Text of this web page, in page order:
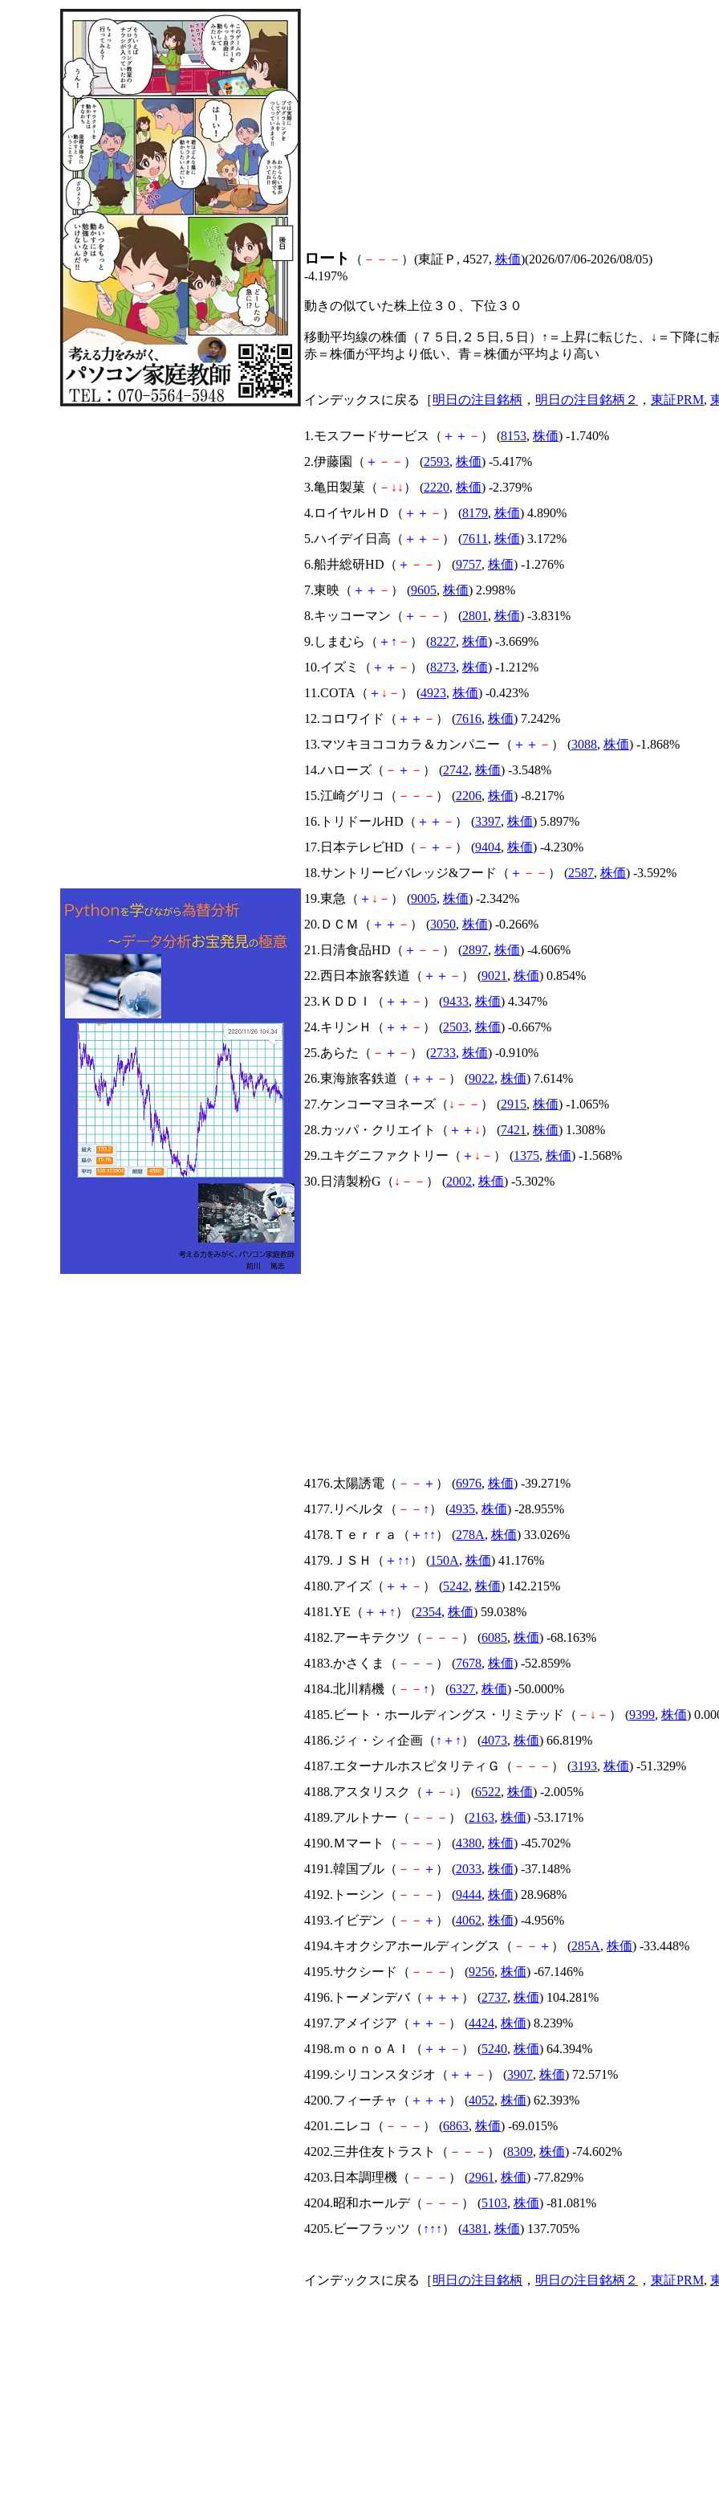
ロート （ － － － ）(東証Ｐ, 4527, 株価)(2026/07/06-2026/08/05)
-4.197%
動きの似ていた株上位３０、下位３０
移動平均線の株価（７５日,２５日,５日）↑＝上昇に転じた、↓＝下降に
赤＝株価が平均より低い、青＝株価が平均より高い
インデックスに戻る［明日の注目銘柄 ， 明日の注目銘柄２ ， 東証PRM,
1.モスフードサービス（ ＋ ＋ － ） (8153, 株価) -1.740%
2.伊藤園（ ＋ － － ） (2593, 株価) -5.417%
3.亀田製菓（ － ↓ ↓ ） (2220, 株価) -2.379%
4.ロイヤルＨＤ（ ＋ ＋ － ） (8179, 株価) 4.890%
5.ハイデイ日高（ ＋ ＋ － ） (7611 , 株価) 3.172%
6.船井総研HD（ ＋ － － ） (9757, 株価) -1.276%
7.東映（ ＋ ＋ － ） (9605, 株価) 2.998%
8.キッコーマン（ ＋ － － ） (2801 , 株価) -3.831%
9.しまむら（ ＋ ↑ － ） (8227, 株価) -3.669%
10.イズミ（ ＋ ＋ － ） (8273, 株価) -1.212%
11.COTA（ ＋ ↓ － ） (4923, 株価) -0.423%
12.コロワイド（ ＋ ＋ － ） (7616, 株価) 7.242%
13.マツキヨココカラ＆カンパニー（ ＋ ＋ － ） (3088, 株価) -1.868%
14.ハローズ（ － ＋ － ） (2742, 株価) -3.548%
15.江崎グリコ（ － － － ） (2206, 株価) -8.217%
16.トリドールHD（ ＋ ＋ － ） (3397, 株価) 5.897%
17.日本テレビHD（ － ＋ － ） (9404, 株価) -4.230%
18.サントリービバレッジ&フード（ ＋ － － ） (2587, 株価) -3.592%
19.東急（ ＋ ↓ － ） (9005, 株価) -2.342%
20.ＤＣＭ（ ＋ ＋ － ） (3050, 株価) -0.266%
21.日清食品HD（ ＋ － － ） (2897, 株価) -4.606%
22.西日本旅客鉄道（ ＋ ＋ － ） (9021 , 株価) 0.854%
23.ＫＤＤＩ（ ＋ ＋ － ） (9433, 株価) 4.347%
24.キリンＨ（ ＋ ＋ － ） (2503, 株価) -0.667%
25.あらた（ － ＋ － ） (2733, 株価) -0.910%
26.東海旅客鉄道（ ＋ ＋ － ） (9022, 株価) 7.614%
27.ケンコーマヨネーズ（ ↓ － － ） (2915, 株価) -1.065%
28.カッパ・クリエイト（ ＋ ＋ ↓ ） (7421 , 株価) 1.308%
29.ユキグニファクトリー（ ＋ ↓ － ） (1375, 株価) -1.568%
30.日清製粉G（ ↓ － － ） (2002, 株価) -5.302%
4176.太陽誘電（ － － ＋ ） (6976, 株価) -39.271%
4177.リベルタ（ － － ↑ ） (4935, 株価) -28.955%
4178.Ｔｅｒｒａ（ ＋ ↑ ↑ ） (278A, 株価) 33.026%
4179.ＪＳＨ（ ＋ ↑ ↑ ） (150A, 株価) 41.176%
4180.アイズ（ ＋ ＋ － ） (5242, 株価) 142.215%
4181.YE（ ＋ ＋ ↑ ） (2354, 株価) 59.038%
4182.アーキテクツ（ － － － ） (6085, 株価) -68.163%
4183.かさくま（ － － － ） (7678, 株価) -52.859%
4184.北川精機（ － － ↑ ） (6327, 株価) -50.000%
4185.ビート・ホールディングス・リミテッド（ － ↓ － ） (9399, 株価)
4186.ジィ・シィ企画（ ↑ ＋ ↑ ） (4073, 株価) 66.819%
4187.エターナルホスピタリティＧ（ － － － ） (3193, 株価) -51.329%
4188.アスタリスク（ ＋ － ↓ ） (6522, 株価) -2.005%
4189.アルトナー（ － － － ） (2163, 株価) -53.171%
4190.Ｍマート（ － － － ） (4380, 株価) -45.702%
4191.韓国ブル（ － － ＋ ） (2033, 株価) -37.148%
4192.トーシン（ － － － ） (9444, 株価) 28.968%
4193.イビデン（ － － ＋ ） (4062, 株価) -4.956%
4194.キオクシアホールディングス（ － － ＋ ） (285A, 株価) -33.448%
4195.サクシード（ － － － ） (9256, 株価) -67.146%
4196.トーメンデバ（ ＋ ＋ ＋ ） (2737, 株価) 104.281%
4197.アメイジア（ ＋ ＋ － ） (4424, 株価) 8.239%
4198.ｍｏｎｏＡＩ（ ＋ ＋ － ） (5240, 株価) 64.394%
4199.シリコンスタジオ（ ＋ ＋ － ） (3907, 株価) 72.571%
4200.フィーチャ（ ＋ ＋ ＋ ） (4052, 株価) 62.393%
4201.ニレコ（ － － － ） (6863, 株価) -69.015%
4202.三井住友トラスト（ － － － ） (8309, 株価) -74.602%
4203.日本調理機（ － － － ） (2961 , 株価) -77.829%
4204.昭和ホールデ（ － － － ） (5103, 株価) -81.081%
4205.ビーフラッツ（ ↑ ↑ ↑ ） (4381 , 株価) 137.705%
インデックスに戻る［明日の注目銘柄 ， 明日の注目銘柄２ ， 東証PRM,